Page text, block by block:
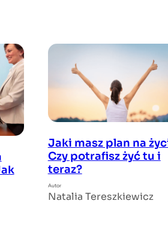
Jaki masz plan na
Czy potrafisz żyć tu i
teraz?
Autor
Natalia Tereszkiewicz